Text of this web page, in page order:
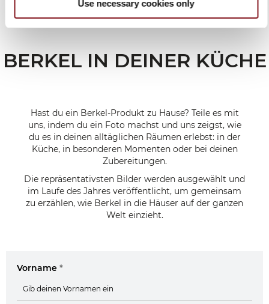
Use necessary cookies only
BERKEL IN DEINER KÜCHE
Hast du ein Berkel-Produkt zu Hause? Teile es mit
uns, indem du ein Foto machst und uns zeigst, wie
du es in deinen alltäglichen Räumen erlebst: in der
Küche, in besonderen Momenten oder bei deinen
Zubereitungen.
Die repräsentativsten Bilder werden ausgewählt und
im Laufe des Jahres veröffentlicht, um gemeinsam
zu erzählen, wie Berkel in die Häuser auf der ganzen
Welt einzieht.
Vorname*